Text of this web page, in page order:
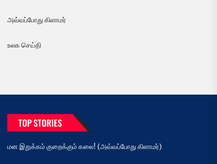
அவ்வப்போது கிளாமர்
உலக செய்தி
TOP STORIES
மன இறுக்கம் குறைக்கும் கலை! (அவ்வப்போது கிளாமர்)